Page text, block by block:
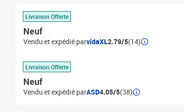
Livraison Offerte
Neuf
Vendu et expédié parvidaXL2.79/5(14)
Livraison Offerte
Neuf
Vendu et expédié parASD4.05/5(38)